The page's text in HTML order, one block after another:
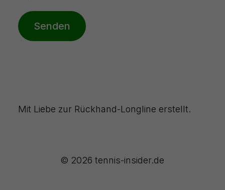
Senden
© 2026 tennis-insider.de
Mit Liebe zur Rückhand-Longline erstellt.